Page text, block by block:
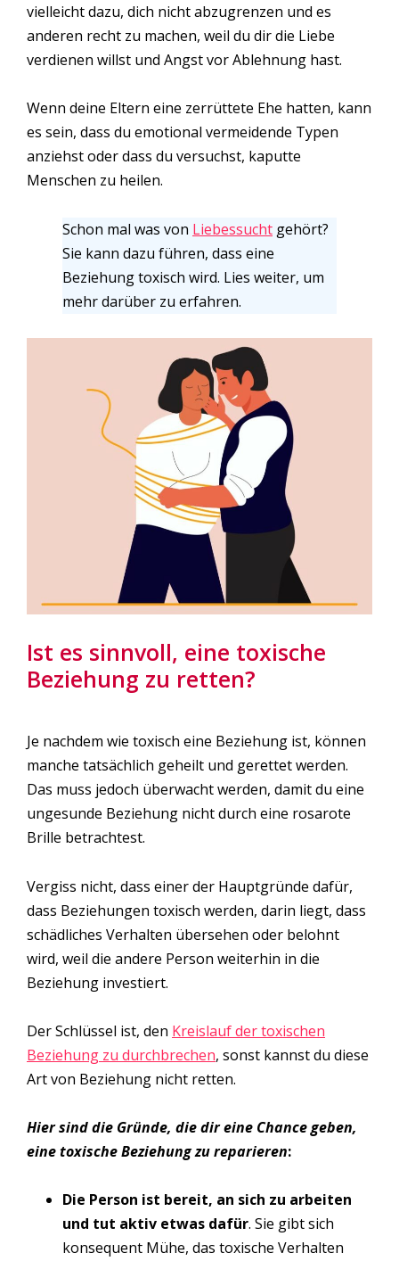
vielleicht dazu, dich nicht abzugrenzen und es
anderen recht zu machen, weil du dir die Liebe
verdienen willst und Angst vor Ablehnung hast.
Wenn deine Eltern eine zerrüttete Ehe hatten, kann
es sein, dass du emotional vermeidende Typen
anziehst oder dass du versuchst, kaputte
Menschen zu heilen.
Schon mal was von Liebessucht gehört?
Sie kann dazu führen, dass eine
Beziehung toxisch wird. Lies weiter, um
mehr darüber zu erfahren.
Ist es sinnvoll, eine toxische
Beziehung zu retten?
Je nachdem wie toxisch eine Beziehung ist, können
manche tatsächlich geheilt und gerettet werden.
Das muss jedoch überwacht werden, damit du eine
ungesunde Beziehung nicht durch eine rosarote
Brille betrachtest.
Vergiss nicht, dass einer der Hauptgründe dafür,
dass Beziehungen toxisch werden, darin liegt, dass
schädliches Verhalten übersehen oder belohnt
wird, weil die andere Person weiterhin in die
Beziehung investiert.
Der Schlüssel ist, den Kreislauf der toxischen
Beziehung zu durchbrechen, sonst kannst du diese
Art von Beziehung nicht retten.
Hier sind die Gründe, die dir eine Chance geben,
eine toxische Beziehung zu reparieren:
Die Person ist bereit, an sich zu arbeiten
und tut aktiv etwas dafür. Sie gibt sich
konsequent Mühe, das toxische Verhalten